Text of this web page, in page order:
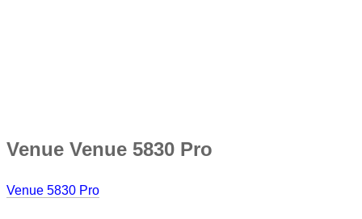
Venue Venue 5830 Pro
Venue 5830 Pro